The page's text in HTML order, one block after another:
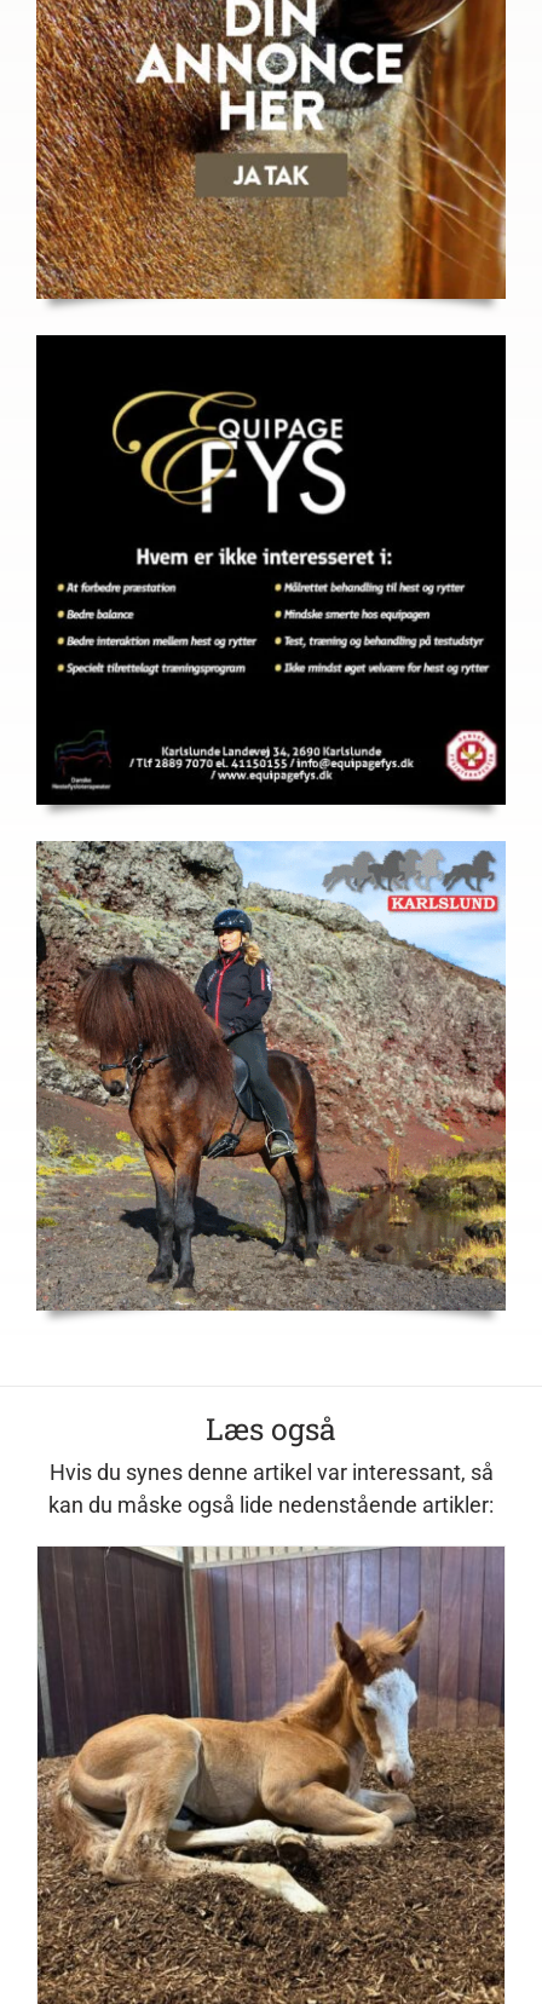
Læs også
Hvis du synes denne artikel var interessant, så
kan du måske også lide nedenstående artikler:
Hun kom ind med en spand
hestestrøelse og sagde: ”Kan vi lave
det her, bare bedre”
Nyheder